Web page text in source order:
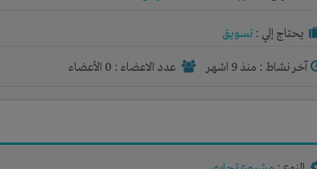
يحتاج إلي : تسويق
آخر نشاط : منذ 9 اشهر عدد الاعضاء : 0 الأعضاء